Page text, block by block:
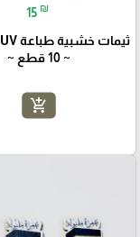
15 ₪
~ 10 قطع ~
add_shopping_cart